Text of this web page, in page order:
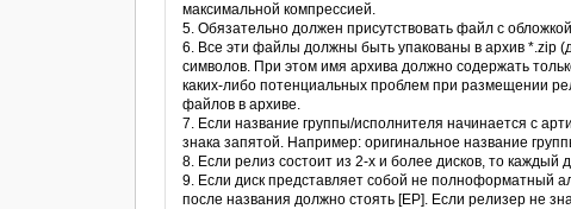
максимальной компрессией.
5. Обязательно должен присутствовать файл с
6. Все эти файлы должны быть упакованы в архив *.zip
символов. При этом имя архива должно содержать
каких-либо потенциальных проблем при размещении
файлов в архиве.
7. Если название группы/исполнителя начинается с
знака запятой. Например: оригинальное название
8. Если релиз состоит из 2-х и более дисков, то
9. Если диск представляет собой не полноформатный
после названия должно стоять [EP]. Если релизер не